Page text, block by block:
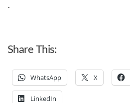
.
Share This:
WhatsApp X
LinkedIn